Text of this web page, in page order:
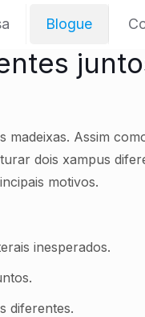
Blogue
Assim
dois xampus
motivos.
inesperados.
diferentes.